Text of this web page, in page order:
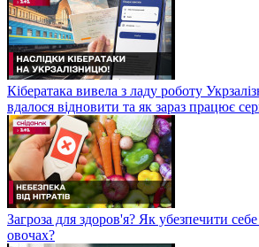
Кібератака вивела з ладу роботу
вдалося відновити та як зараз працює
Загроза для здоров'я? Як убезпечити себе
овочах?